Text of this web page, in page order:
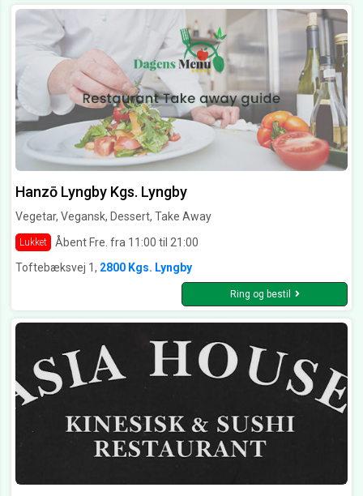
Hanzō Lyngby Kgs. Lyngby
Vegetar, Vegansk, Dessert, Take Away
Lukket
Åbent Fre. fra 11:00 til 21:00
Toftebæksvej 1, 2800 Kgs. Lyngby
Ring og bestil